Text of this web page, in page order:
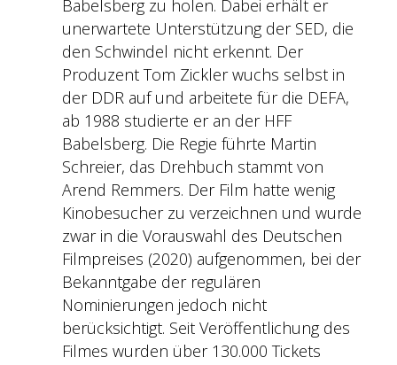
Babelsberg zu holen. Dabei erhält er
unerwartete Unterstützung der SED, die
den Schwindel nicht erkennt. Der
Produzent Tom Zickler wuchs selbst in
der DDR auf und arbeitete für die DEFA,
ab 1988 studierte er an der HFF
Babelsberg. Die Regie führte Martin
Schreier, das Drehbuch stammt von
Arend Remmers. Der Film hatte wenig
Kinobesucher zu verzeichnen und wurde
zwar in die Vorauswahl des Deutschen
Filmpreises (2020) aufgenommen, bei der
Bekanntgabe der regulären
Nominierungen jedoch nicht
berücksichtigt. Seit Veröffentlichung des
Filmes wurden über 130.000 Tickets